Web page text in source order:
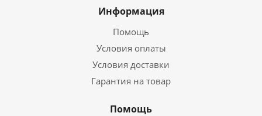
Информация
Помощь
Условия оплаты
Условия доставки
Гарантия на товар
Помощь